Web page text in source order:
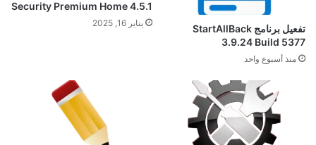
تفعيل برنامج StartAllBack
3.9.24 Build 5377
منذ أسبوع واحد
Security Premium Home 4.5.1
يناير 16, 2025